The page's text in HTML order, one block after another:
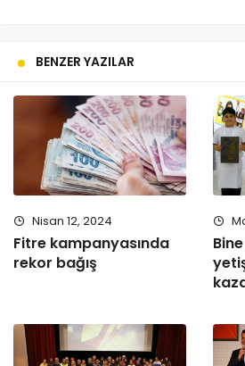
BENZER YAZILAR
Nisan 12, 2024
Fitre kampanyasında
rekor bağış